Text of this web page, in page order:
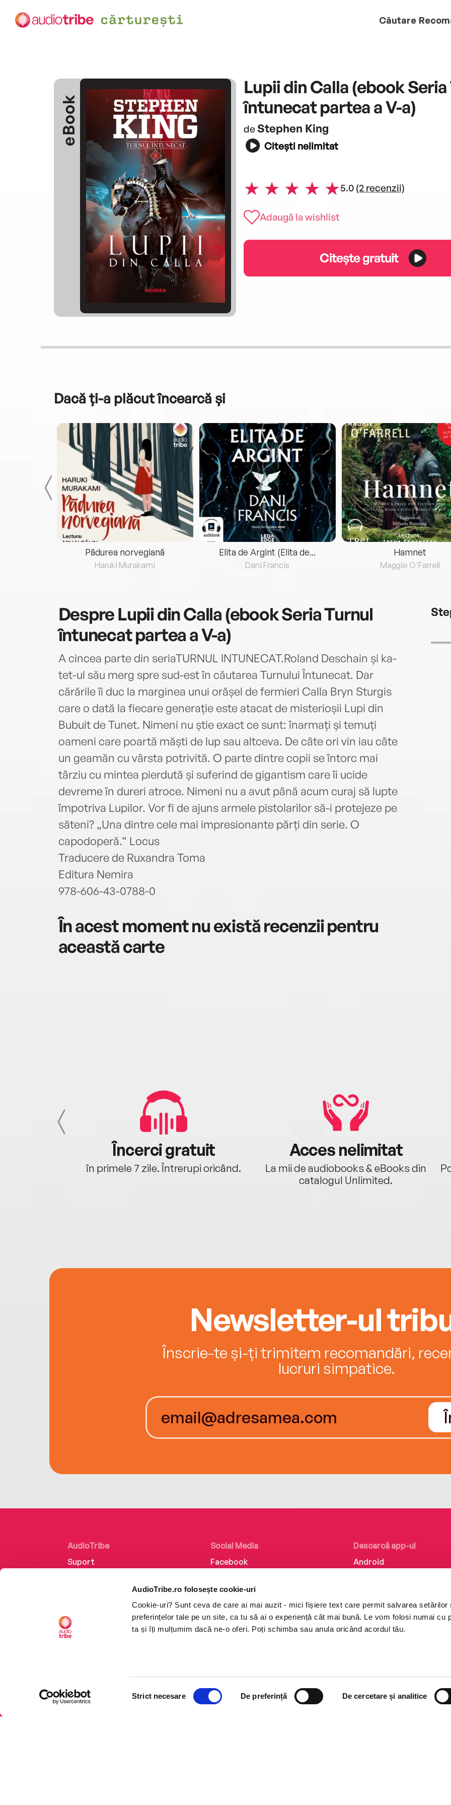
AudioTribe.ro folosește cookie-uri
Cookie-uri? Sunt ceva de care ai mai auzit - mici fișiere text care permit salvarea setărilor
preferințelor tale pe un site, ca tu să ai o experiență cât mai bună. Le vom folosi numai cu
ta și îți mulțumim dacă ne-o oferi. Poți schimba sau anula oricând acordul tău.
Strict necesare De preferință De cercetare și analitice
Căutare
eBook
Lupii din Calla (ebook
întunecat partea a V-a)
de Stephen King
Citești nelimitat
5.0 (2 recenzii)
Adaugă la wishlist
Citește gratuit
Dacă ți-a plăcut încearcă și
Pădurea norvegiană
Haruki Murakami
Elita de Argint (Elita de...
Dani Francis
Hamnet
Maggie O'Farrell
DespreLupii din Calla (ebook Seria Turnul
întunecat partea a V-a)
A cincea parte din seriaTURNUL INTUNECAT.Roland Deschain și ka-
tet-ul său merg spre sud-est în căutarea Turnului Întunecat. Dar
cărările îi duc la marginea unui orășel de fermieri Calla Bryn Sturgis
care o dată la fiecare generație este atacat de misterioșii Lupi din
Bubuit de Tunet. Nimeni nu știe exact ce sunt: înarmați și temuți
oameni care poartă măști de lup sau altceva. De câte ori vin iau câte
un geamăn cu vârsta potrivită. O parte dintre copii se întorc mai
târziu cu mintea pierdută și suferind de gigantism care îi ucide
devreme în dureri atroce. Nimeni nu a avut până acum curaj să lupte
împotriva Lupilor. Vor fi de ajuns armele pistolarilor să-i protejeze pe
săteni? „Una dintre cele mai impresionante părți din serie. O
capodoperă.“ Locus
Traducere de Ruxandra Toma
Editura Nemira
978-606-43-0788-0
În acest moment nu există recenzii pentru
această carte
Încerci gratuit
în primele 7 zile. Întrerupi oricând.
Acces nelimitat
La mii de audiobooks & eBooks din
catalogul Unlimited.
Newsletter-ul
Înscrie-te și-ți trimitem recomandări,
lucruri simpatice.
AudioTribe
Suport
Retragere din comandă
Social Media
Facebook
Instagram
Descarcă app-ul
Android